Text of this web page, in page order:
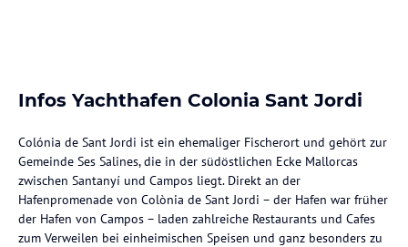
Infos Yachthafen Colonia Sant Jordi
Colónia de Sant Jordi ist ein ehemaliger Fischerort und gehört zur
Gemeinde Ses Salines, die in der südöstlichen Ecke Mallorcas
zwischen Santanyí und Campos liegt. Direkt an der
Hafenpromenade von Colònia de Sant Jordi – der Hafen war früher
der Hafen von Campos – laden zahlreiche Restaurants und Cafes
zum Verweilen bei einheimischen Speisen und ganz besonders zu